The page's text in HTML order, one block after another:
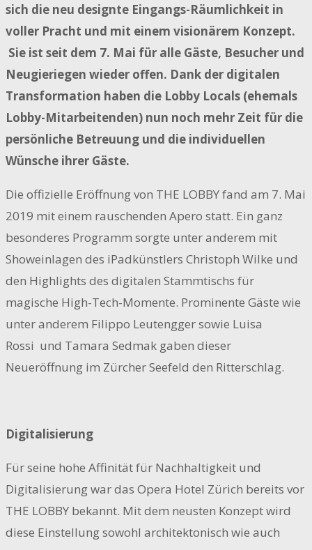
sich die neu designte Eingangs-Räumlichkeit in
voller Pracht und mit einem visionärem Konzept.
Sie ist seit dem 7. Mai für alle Gäste, Besucher und
Neugieriegen wieder offen. Dank der digitalen
Transformation haben die Lobby Locals (ehemals
Lobby-Mitarbeitenden) nun noch mehr Zeit für die
persönliche Betreuung und die individuellen
Wünsche ihrer Gäste.
Die offizielle Eröffnung von THE LOBBY fand am 7. Mai
2019 mit einem rauschenden Apero statt. Ein ganz
besonderes Programm sorgte unter anderem mit
Showeinlagen des iPadkünstlers Christoph Wilke und
den Highlights des digitalen Stammtischs für
magische High-Tech-Momente. Prominente Gäste wie
unter anderem Filippo Leutengger sowie Luisa
Rossi und Tamara Sedmak gaben dieser
Neueröffnung im Zürcher Seefeld den Ritterschlag.
Digitalisierung
Für seine hohe Affinität für Nachhaltigkeit und
Digitalisierung war das Opera Hotel Zürich bereits vor
THE LOBBY bekannt. Mit dem neusten Konzept wird
diese Einstellung sowohl architektonisch wie auch